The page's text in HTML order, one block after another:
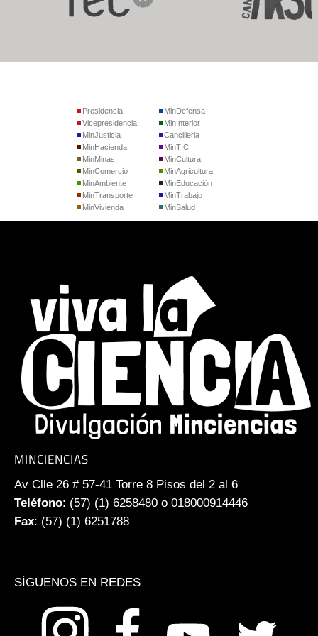
Presidencia
Vicepresidencia
MinJusticia
MinDefensa
MinInterior
Cancilleria
MinHacienda
MinMinas
MinComercio
MinTIC
MinCultura
MinAgricultura
MinAmbiente
MinTransporte
MinVivienda
MinEducación
MinTrabajo
MinSalud
MINCIENCIAS
Av Clle 26 # 57-41 Torre 8 Pisos del 2 al 6
Teléfono: (57) (1) 6258480 o 018000914446
Fax: (57) (1) 6251788
SÍGUENOS EN REDES